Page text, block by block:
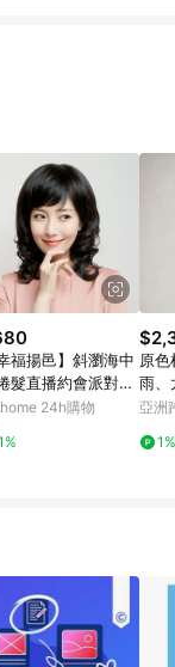
緯”，網羅最
幸福揚邑】斜瀏海中
髮直播約會派對造
尾大波浪整頂假
24h購物
原
雨、
亞洲
1%